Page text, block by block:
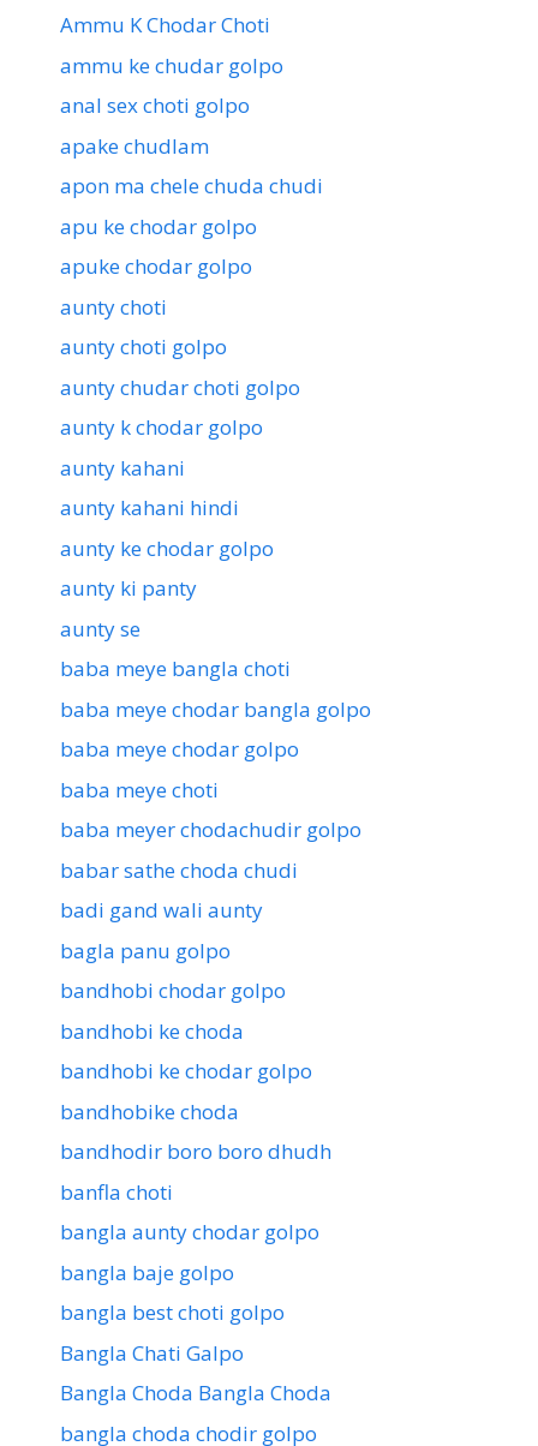
Ammu K Chodar Choti
ammu ke chudar golpo
anal sex choti golpo
apake chudlam
apon ma chele chuda chudi
apu ke chodar golpo
apuke chodar golpo
aunty choti
aunty choti golpo
aunty chudar choti golpo
aunty k chodar golpo
aunty kahani
aunty kahani hindi
aunty ke chodar golpo
aunty ki panty
aunty se
baba meye bangla choti
baba meye chodar bangla golpo
baba meye chodar golpo
baba meye choti
baba meyer chodachudir golpo
babar sathe choda chudi
badi gand wali aunty
bagla panu golpo
bandhobi chodar golpo
bandhobi ke choda
bandhobi ke chodar golpo
bandhobike choda
bandhodir boro boro dhudh
banfla choti
bangla aunty chodar golpo
bangla baje golpo
bangla best choti golpo
Bangla Chati Galpo
Bangla Choda Bangla Choda
bangla choda chodir golpo